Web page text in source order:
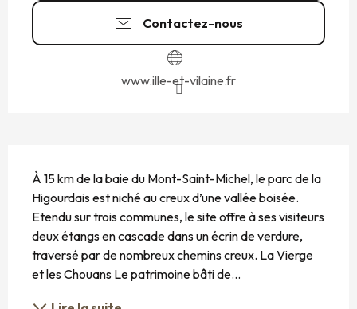
Contactez-nous
www.ille-et-vilaine.fr
À 15 km de la baie du Mont-Saint-Michel, le parc de la
Higourdais est niché au creux d’une vallée boisée.
Etendu sur trois communes, le site offre à ses visiteurs
deux étangs en cascade dans un écrin de verdure,
traversé par de nombreux chemins creux. La Vierge
et les Chouans Le patrimoine bâti de...